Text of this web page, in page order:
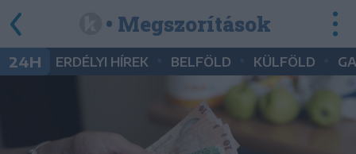
• Megszorítások
24H ERDÉLYI HÍREK BELFÖLD KÜLFÖLD